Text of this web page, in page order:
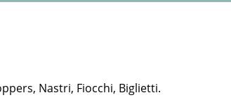
Nastri, Fiocchi, Biglietti.